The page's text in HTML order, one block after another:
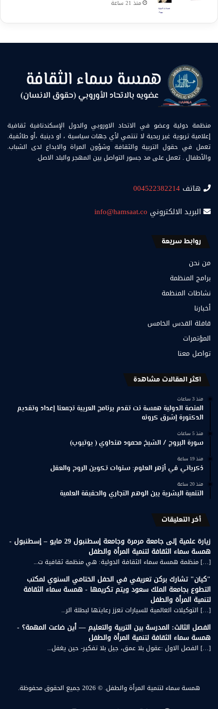
منذ 21 ساعة
منظمة دولية وعضو في الاتحاد الاوروبي والدول الإسكندنافية ثقافية
إعلامية تربوية غير ربحية لا تنتمي لأي جهات سياسية ، او دينية ،أو طائفية.
تعمل في حقول التربية والثقافة وشؤون المراة والابداع لدى الشباب.
والأطفال . تعمل على مد جسور التواصل بين المهجر والبلد الاصل.
هاتف 004522382214
البريد الالكتروني info@hamsaat.co
روابط سريعة
من نحن
برامج المنظمة
نشاطات المنظمة
أخبارنا
قافلة القدس الخامس
المؤتمرات
تواصل معنا
اكثر المقالات مشاهدة
منذ 3 ساعات
المنصة الدولية همسة نت تقدم برنامج العربية تجمعنا إعداد وتقديم
الدكتورة إشرق كرونه
منذ 5 ساعات
سورة البروج / الشيخ محمود هنداوي ( يوتيوب)
منذ 19 ساعة
ذكرياتي في أزهر العلوم: سنوات تكوين الروح والعقل
منذ 20 ساعة
التنمية البشرية بين الوهم التجاري والحقيقة العلمية
أخر التعليقات
زيارة علمية إلى جامعة مرمرة وجامعة إسطنبول 29 مايو – إسطنبول -
همسة سماء الثقافة لتنمية المرأة والطفل
[…] منظمة همسة سماء الثقافة الدولية: هي منظمة ثقافية ت...
"كيان" تشارك بركن تعريفي في الحفل الختامي السنوي لمكتب
التطوع بجامعة الملك سعود ويتم تكريمها - همسة سماء الثقافة
لتنمية المرأة والطفل
[…] التوكيلات العالمية للسيارات تعزز رعايتها لبطلة الر...
الفصل الثالث: المدرسة بين التربية والتعليم — أين ضاعت المهمة؟ -
همسة سماء الثقافة لتنمية المرأة والطفل
[…] الفصل الاول :عقول بلا عمق، جيل بلا تفكير- حين يغفل...
همسة سماء لتنمية المرأة والطفل. © 2026 جميع الحقوق محفوظة.